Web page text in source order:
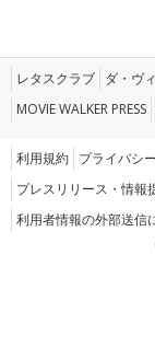
レタスクラブ ダ・ヴ
MOVIE WALKER PRESS
利用規約 プライバシ
プレスリリース・情報
利用者情報の外部送信